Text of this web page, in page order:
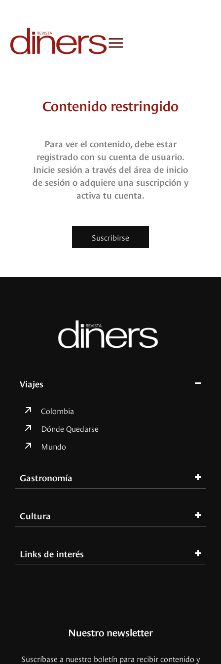
Contenido restringido
Para ver el contenido, debe estar
registrado con su cuenta de usuario.
Inicie sesión a través del área de inicio
de sesión o adquiere una suscripción y
activa tu cuenta.
Suscribirse
Viajes
Colombia
Dónde Quedarse
Mundo
Gastronomía
Cultura
Links de interés
Nuestro newsletter
Suscríbase a nuestro boletín para recibir contenido y